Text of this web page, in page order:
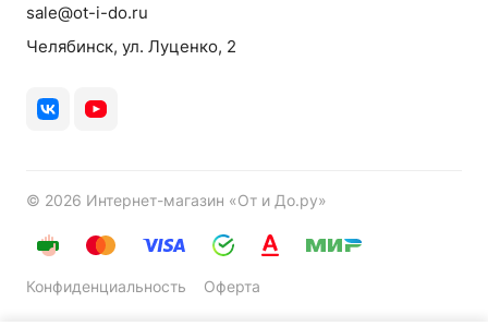
sale@ot-i-do.ru
Челябинск, ул. Луценко, 2
© 2026 Интернет-магазин «От и До.ру»
Конфиденциальность Оферта